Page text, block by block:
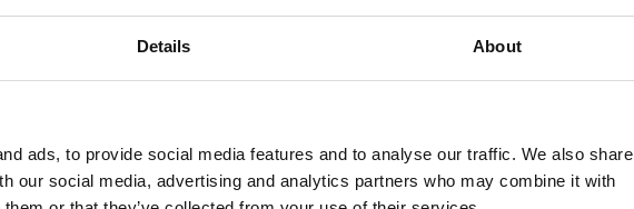
Details About
ads, to provide social media features and to analyse our traffic. We also share
our social media, advertising and analytics partners who may combine it with